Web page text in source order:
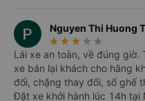
nhu cầu của hành khách
I.Xe Dream Transport
Loại xe:xe Limousine đi
xe ghế ngồi 16 chỗ thành 9
và trang bị rất nhiều tiện
Nguyen Thi Huong
star_rate star_rate star_rate star_rate star_rate
Lái xe an toàn, về đúng giờ.
xe bán lại khách cho hãng
đổi, chặng thay đổi, số ghế
Đặt xe khởi hành lúc 14h